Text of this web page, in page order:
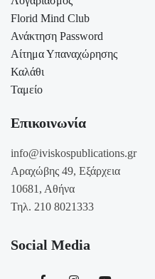
Florid Mind Club
Ανάκτηση Password
Αίτημα Υπαναχώρησης
Καλάθι
Ταμείο
Επικοινωνία
info@iviskospublications.gr
Αραχώβης 49, Εξάρχεια
10681, Αθήνα
Τηλ. 210 8021333
Social Media